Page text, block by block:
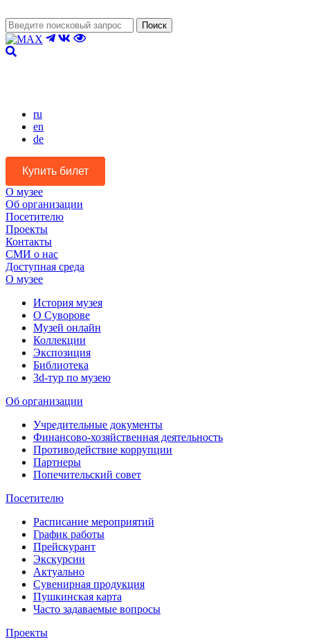
Поиск
ru
en
de
Купить билет
О музее
Об организации
Посетителю
Проекты
Контакты
СМИ о нас
Доступная среда
О музее
История музея
О Суворове
Музей онлайн
Коллекции
Экспозиция
Библиотека
3d-тур по музею
Об организации
Учредительные документы
Финансово-хозяйственная деятельность
Противодействие коррупции
Партнеры
Попечительский совет
Посетителю
Расписание мероприятий
График работы
Прейскурант
Экскурсии
Актуально
Сувенирная продукция
Пушкинская карта
Часто задаваемые вопросы
Проекты